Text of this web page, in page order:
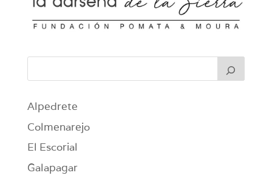
Alpedrete
Colmenarejo
El Escorial
Galapagar